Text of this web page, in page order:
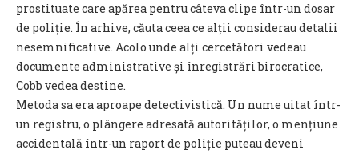
prostituate care apărea pentru câteva clipe într-un dosar
de poliție. În arhive, căuta ceea ce alții considerau detalii
nesemnificative. Acolo unde alți cercetători vedeau
documente administrative și înregistrări birocratice,
Cobb vedea destine.
Metoda sa era aproape detectivistică. Un nume uitat într-
un registru, o plângere adresată autorităților, o mențiune
accidentală într-un raport de poliție puteau deveni